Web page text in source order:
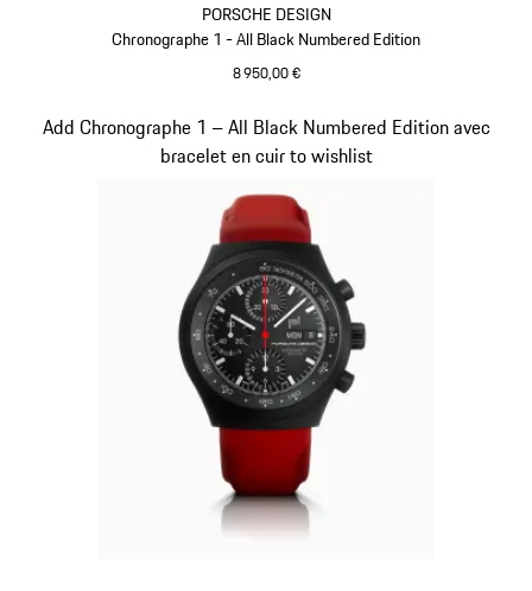
PORSCHE DESIGN
Chronographe 1 - All Black Numbered Edition
8 950,00 €
Add Chronographe 1 – All Black Numbered Edition avec
bracelet en cuir to wishlist
Diapositive 2 sur 5